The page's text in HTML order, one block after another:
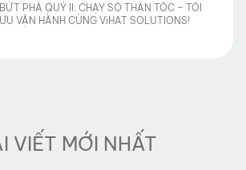
BỨT PHÁ QUÝ II: CHẠY SỐ THẦN TỐC – TỐI
ƯU VẬN HÀNH CÙNG ViHAT SOLUTIONS!
VIẾT MỚI NHẤT